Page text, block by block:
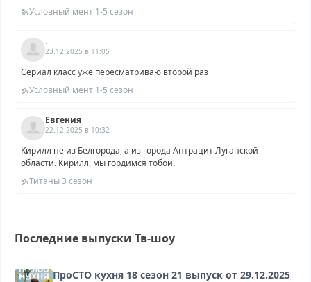
Условный мент 1-5 сезон
.
23.12.2025 в 11:05
Сериал класс уже пересматриваю второй раз
Условный мент 1-5 сезон
Евгения
22.12.2025 в 10:32
Кирилл не из Белгорода, а из города Антрацит Луганской
области. Кирилл, мы гордимся тобой.
Титаны 3 сезон
Последние выпуски Тв-шоу
ПроСТО кухня 18 сезон 21 выпуск от 29.12.2025